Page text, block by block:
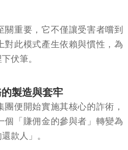
關重要，它不僅讓受害者嚐到
對此模式產生依賴與慣性，為
伏筆。
製造與套牢
便開始實施其核心的詐術，
個「賺佣金的參與者」轉變為
款人」。